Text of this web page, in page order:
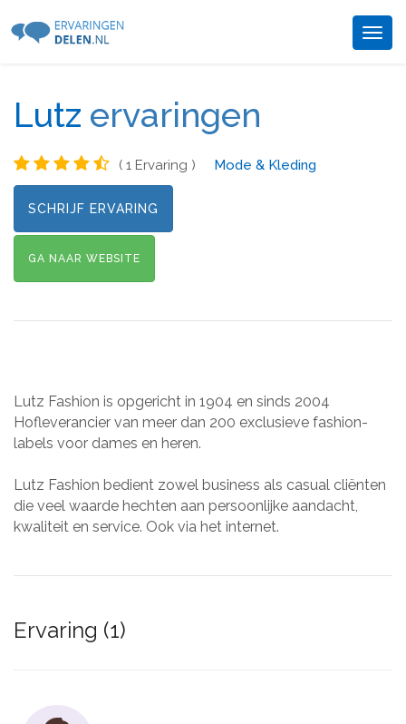
Lutz ervaringen
( 1 Ervaring ) Mode & Kleding
SCHRIJF ERVARING
GA NAAR WEBSITE
Lutz Fashion is opgericht in 1904 en sinds 2004
Hofleverancier van meer dan 200 exclusieve fashion-
labels voor dames en heren.
Lutz Fashion bedient zowel business als casual cliënten
die veel waarde hechten aan persoonlijke aandacht,
kwaliteit en service. Ook via het internet.
Ervaring (1)